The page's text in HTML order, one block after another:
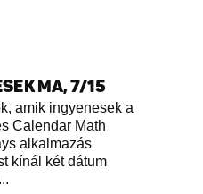
MA, 7/15
amik ingyenesek a
Calendar Math
alkalmazás
kínál két dátum